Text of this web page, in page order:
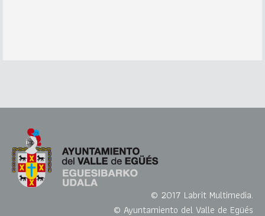
© 2017 Labrit Multimedia.
© Ayuntamiento del Valle de Egüés